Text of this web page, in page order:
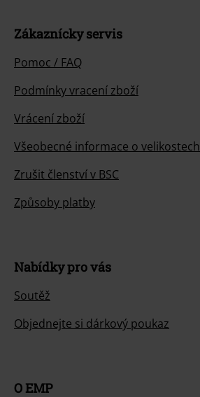
Zákaznícky servis
Pomoc / FAQ
Podmínky vracení zboží
Vrácení zboží
Všeobecné informace o velikostech
Zrušit členství v BSC
Způsoby platby
Nabídky pro vás
Soutěž
Objednejte si dárkový poukaz
O EMP